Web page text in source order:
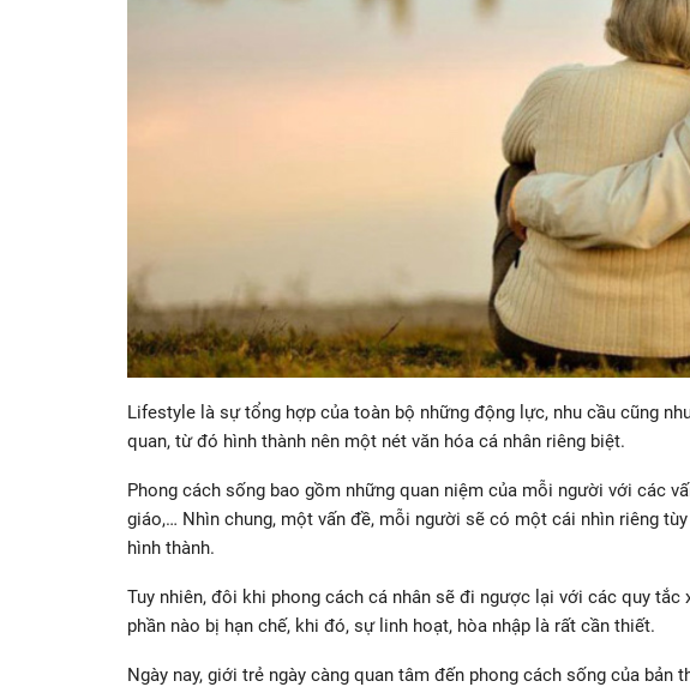
Lifestyle là sự tổng hợp của toàn bộ những động lực, nhu cầu cũng
quan, từ đó hình thành nên một nét văn hóa cá nhân riêng biệt.
Phong cách sống bao gồm những quan niệm của mỗi người với các
giáo,… Nhìn chung, một vấn đề, mỗi người sẽ có một cái nhìn riêng
hình thành.
Tuy nhiên, đôi khi phong cách cá nhân sẽ đi ngược lại với các quy tắc
phần nào bị hạn chế, khi đó, sự linh hoạt, hòa nhập là rất cần thiết.
Ngày nay, giới trẻ ngày càng quan tâm đến phong cách sống của bản